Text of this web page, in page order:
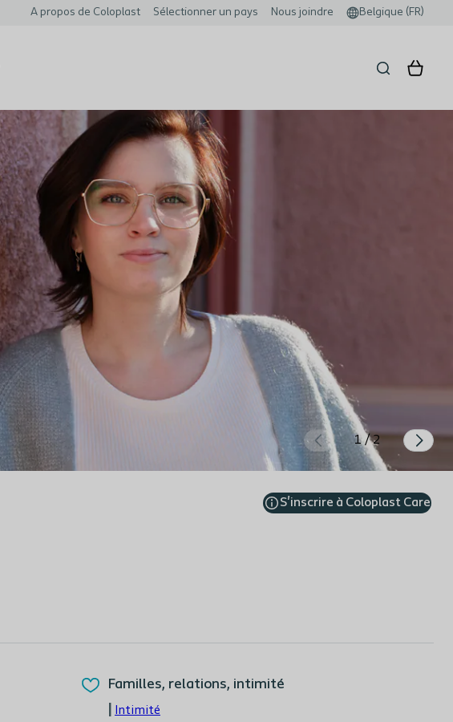
A propos de Coloplast Sélectionner un pays Nous joindre Belgique (FR)
1/2
S'inscrire à Coloplast Care
Familles, relations, intimité
Intimité